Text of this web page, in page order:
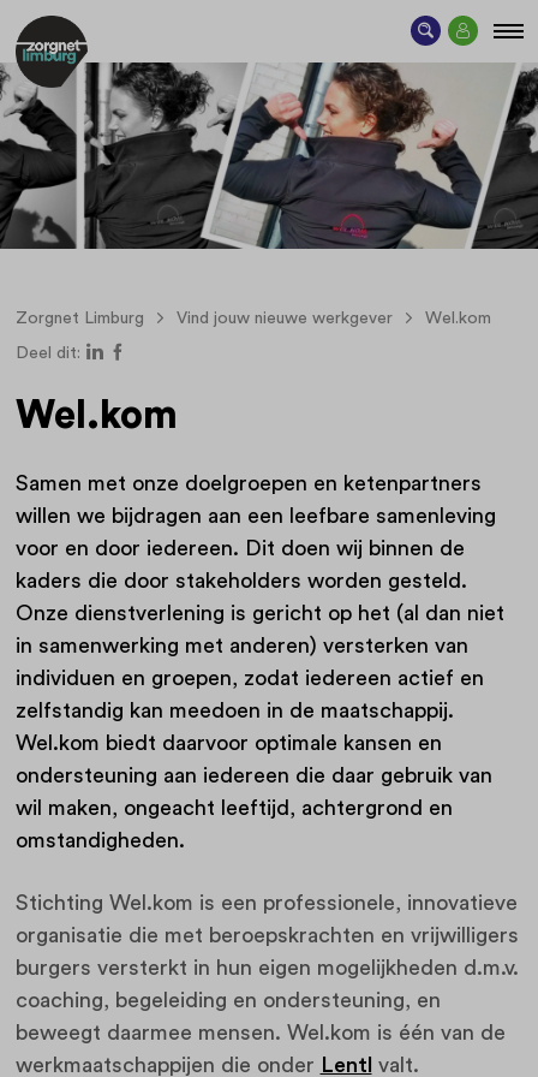
Zorgnet Limburg Vind jouw nieuwe werkgever Wel.kom
Deel dit:
Wel.kom
Samen met onze doelgroepen en ketenpartners
willen we bijdragen aan een leefbare samenleving
voor en door iedereen. Dit doen wij binnen de
kaders die door stakeholders worden gesteld.
Onze dienstverlening is gericht op het (al dan niet
in samenwerking met anderen) versterken van
individuen en groepen, zodat iedereen actief en
zelfstandig kan meedoen in de maatschappij.
Wel.kom biedt daarvoor optimale kansen en
ondersteuning aan iedereen die daar gebruik van
wil maken, ongeacht leeftijd, achtergrond en
omstandigheden.
Stichting Wel.kom is een professionele, innovatieve
organisatie die met beroepskrachten en vrijwilligers
burgers versterkt in hun eigen mogelijkheden d.m.v.
coaching, begeleiding en ondersteuning, en
beweegt daarmee mensen. Wel.kom is één van de
werkmaatschappijen die onder Lentl valt.